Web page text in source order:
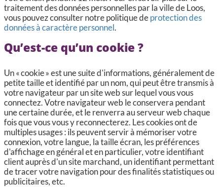
traitement des données personnelles par la ville de Loos,
vous pouvez consulter notre politique deprotection des
données à caractère personnel.
Qu’est-ce qu’un cookie ?
Un « cookie » est une suite d'informations, généralement de
petite taille et identifié par un nom, qui peut être transmis à
votre navigateur par un site web sur lequel vous vous
connectez. Votre navigateur web le conservera pendant
une certaine durée, et le renverra au serveur web chaque
fois que vous vous y reconnecterez. Les cookies ont de
multiples usages : ils peuvent servir à mémoriser votre
connexion, votre langue, la taille écran, les préférences
d'affichage en général et en particulier, votre identifiant
client auprès d'un site marchand, un identifiant permettant
de tracer votre navigation pour des finalités statistiques ou
publicitaires, etc.